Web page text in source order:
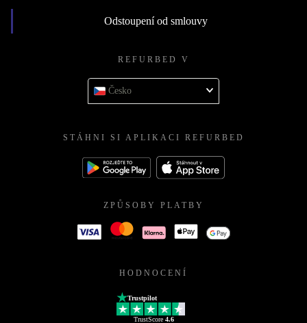
Odstoupení od smlouvy
REFURBED V
Česko
STÁHNI SI APLIKACI REFURBED
ZPŮSOBY PLATBY
HODNOCENÍ
Trustpilot
TrustScore 4.6